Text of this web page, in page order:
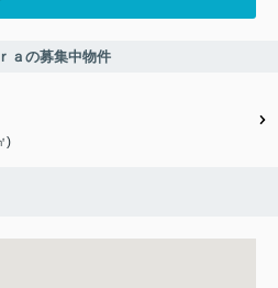
ａの募集中物件
)